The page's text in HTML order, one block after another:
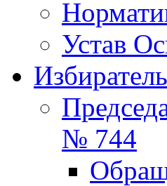
Устав
№ 744